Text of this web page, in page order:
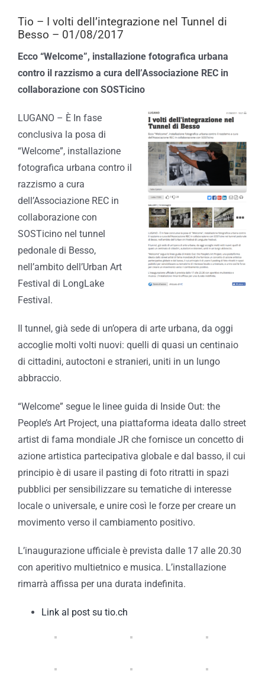
Tio – I volti dell’integrazione nel Tunnel di
Besso – 01/08/2017
Ecco “Welcome”, installazione fotografica urbana
contro il razzismo a cura dell’Associazione REC in
collaborazione con SOSTicino
LUGANO – È In fase
conclusiva la posa di
“Welcome”, installazione
fotografica urbana contro il
razzismo a cura
dell’Associazione REC in
collaborazione con
SOSTicino nel tunnel
pedonale di Besso,
nell’ambito dell’Urban Art
Festival di LongLake
Festival.
Il tunnel, già sede di un’opera di arte urbana, da oggi
accoglie molti volti nuovi: quelli di quasi un centinaio
di cittadini, autoctoni e stranieri, uniti in un lungo
abbraccio.
“Welcome” segue le linee guida di Inside Out: the
People’s Art Project, una piattaforma ideata dallo street
artist di fama mondiale JR che fornisce un concetto di
azione artistica partecipativa globale e dal basso, il cui
principio è di usare il pasting di foto ritratti in spazi
pubblici per sensibilizzare su tematiche di interesse
locale o universale, e unire così le forze per creare un
movimento verso il cambiamento positivo.
L’inaugurazione ufficiale è prevista dalle 17 alle 20.30
con aperitivo multietnico e musica. L’installazione
rimarrà affissa per una durata indefinita.
Link al post su tio.ch